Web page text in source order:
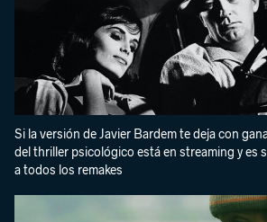
Si la versión de Javier Bardem te deja con
del thriller psicológico está en streaming y es
a todos los remakes